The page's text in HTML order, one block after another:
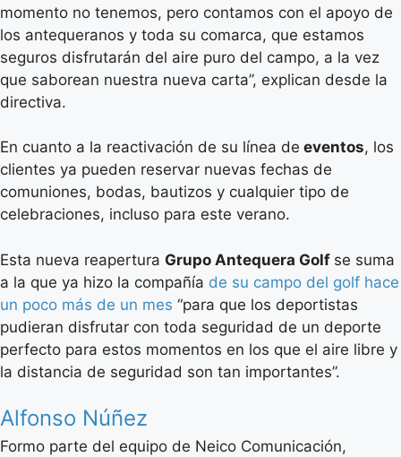
momento no tenemos, pero contamos con el apoyo de
los antequeranos y toda su comarca, que estamos
seguros disfrutarán del aire puro del campo, a la vez
que saborean nuestra nueva carta”, explican desde la
directiva.
En cuanto a la reactivación de su línea de eventos, los
clientes ya pueden reservar nuevas fechas de
comuniones, bodas, bautizos y cualquier tipo de
celebraciones, incluso para este verano.
Esta nueva reapertura Grupo Antequera Golf se suma
a la que ya hizo la compañía de su campo del golf hace
un poco más de un mes “para que los deportistas
pudieran disfrutar con toda seguridad de un deporte
perfecto para estos momentos en los que el aire libre y
la distancia de seguridad son tan importantes”.
Alfonso Núñez
Formo parte del equipo de Neico Comunicación,